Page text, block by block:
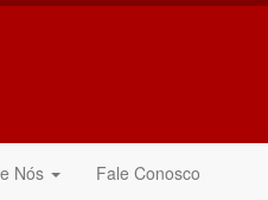
Nós Fale Conosco